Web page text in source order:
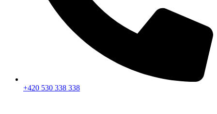
+420 530 338 338